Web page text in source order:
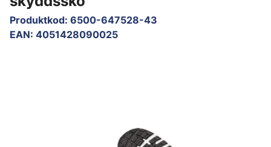
Produktkod: 6500-647528-43
EAN: 4051428090025